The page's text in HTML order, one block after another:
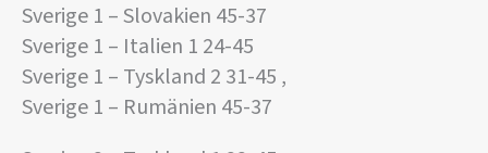
Sverige 1 – Slovakien 45-37
Sverige 1 – Italien 1 24-45
Sverige 1 – Tyskland 2 31-45 ,
Sverige 1 – Rumänien 45-37